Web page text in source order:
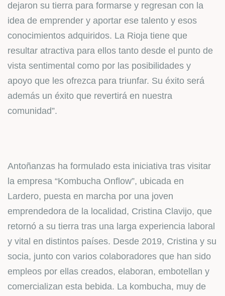
dejaron su tierra para formarse y regresan con la
idea de emprender y aportar ese talento y esos
conocimientos adquiridos. La Rioja tiene que
resultar atractiva para ellos tanto desde el punto de
vista sentimental como por las posibilidades y
apoyo que les ofrezca para triunfar. Su éxito será
además un éxito que revertirá en nuestra
comunidad”.
Antoñanzas ha formulado esta iniciativa tras visitar
la empresa “Kombucha Onflow”, ubicada en
Lardero, puesta en marcha por una joven
emprendedora de la localidad, Cristina Clavijo, que
retornó a su tierra tras una larga experiencia laboral
y vital en distintos países. Desde 2019, Cristina y su
socia, junto con varios colaboradores que han sido
empleos por ellas creados, elaboran, embotellan y
comercializan esta bebida. La kombucha, muy de